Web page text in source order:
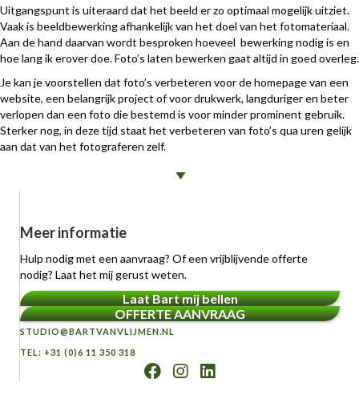
Uitgangspunt is uiteraard dat het beeld er zo optimaal mogelijk uitziet.
Vaak is beeldbewerking afhankelijk van het doel van het fotomateriaal.
Aan de hand daarvan wordt besproken hoeveel bewerking nodig is en
hoe lang ik erover doe. Foto’s laten bewerken gaat altijd in goed overleg.
Je kan je voorstellen dat foto’s verbeteren voor de homepage van een
website, een belangrijk project of voor drukwerk, langduriger en beter
verlopen dan een foto die bestemd is voor minder prominent gebruik.
Sterker nog, in deze tijd staat het verbeteren van foto’s qua uren gelijk
aan dat van het fotograferen zelf.
Meer informatie
Hulp nodig met een aanvraag? Of een vrijblijvende offerte
nodig? Laat het mij gerust weten.
Laat Bart mij bellen
OFFERTE AANVRAAG
STUDIO@BARTVANVLIJMEN.NL
TEL: +31 (0)6 11 350 318